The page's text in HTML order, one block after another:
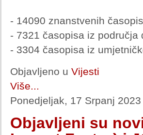
- 14090 znanstvenih
- 7321 časopisa iz područja
- 3304 časopisa iz
Objavljeno u Vijesti
Više...
Ponedjeljak, 17 Srpanj
Objavljeni su